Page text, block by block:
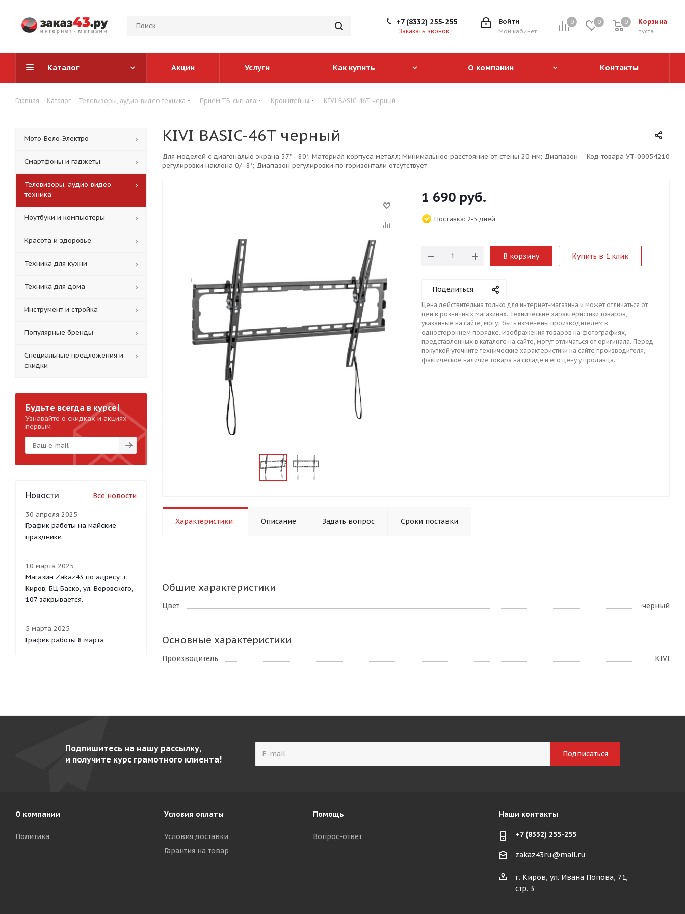
0 0 Корзина
0
пуста
0
Войти
Мой кабинет
+7 (8332) 255-255
Заказать звонок
Каталог Акции Услуги Как купить О компании Контакты
Главная - Каталог - Телевизоры, аудио-видео техника - Прием ТВ-сигнала - Кронштейны - KIVI BASIC-46T черный
KIVI BASIC-46T черный
Для моделей с диагональю экрана 37" - 80"; Материал корпуса металл; Минимальное расстояние от стены 20 мм; Диапазон
регулировки наклона 0/ -8*; Диапазон регулировки по горизонтали отсутствует
Код товара УТ-00054210
1 690 руб.
Поставка: 2-5 дней
В корзину Купить в 1 клик
Поделиться
Цена действительна только для интернет-магазина и может отличаться от
цен в розничных магазинах. Технические характеристики товаров,
указанные на сайте, могут быть изменены производителем в
одностороннем порядке. Изображения товаров на фотографиях,
представленных в каталоге на сайте, могут отличаться от оригинала. Перед
покупкой уточните технические характеристики на сайте производителя,
фактическое наличие товара на складе и его цену у продавца.
Характеристики: Описание Задать вопрос Сроки поставки
Общие характеристики
Цвет черный
Основные характеристики
Производитель KIVI
Мото-Вело-Электро
Смартфоны и гаджеты
Телевизоры, аудио-видео
техника
Ноутбуки и компьютеры
Красота и здоровье
Техника для кухни
Техника для дома
Инструмент и стройка
Популярные бренды
Специальные предложения и
скидки
Будьте всегда в курсе!
Узнавайте о скидках и акциях
первым
Новости Все новости
30 апреля 2025
График работы на майские
праздники
10 марта 2025
Магазин Zakaz43 по адресу: г.
Киров, БЦ Баско, ул. Воровского,
107 закрывается.
5 марта 2025
График работы 8 марта
Подпишитесь на нашу рассылку,
и получите курс грамотного клиента!
О компании
Политика
Условия оплаты
Условия доставки
Гарантия на товар
Помощь
Вопрос-ответ
Наши контакты
+7 (8332) 255-255
zakaz43ru@mail.ru
г. Киров, ул. Ивана Попова, 71,
стр. 3